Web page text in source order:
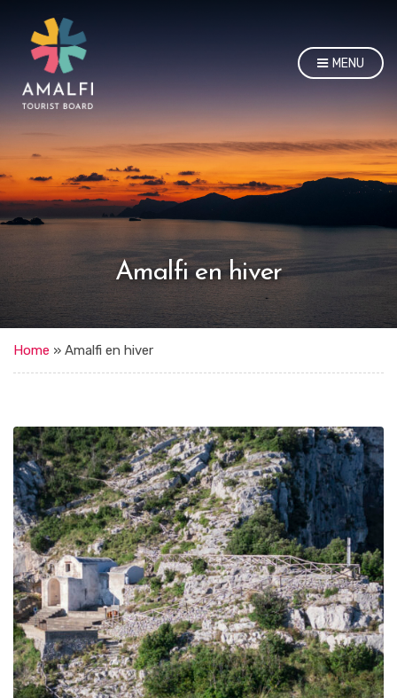
MENU
Amalfi en hiver
Home » Amalfi en hiver